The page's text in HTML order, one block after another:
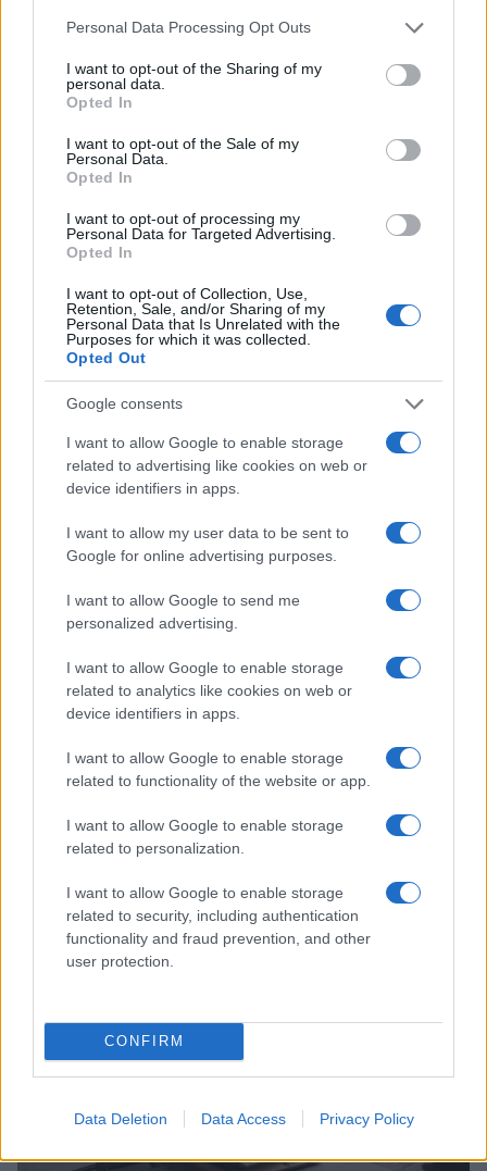
Please note that this website/app uses one or more Google
not limited to your visit or usage behaviour. You may click to
grant or deny consent to Google and its third-party tags to
use your data for below specified purposes in below Google
consent section.
Personal Data Processing Opt Outs
I want to opt-out of the Sharing of my
personal data.
Opted In
I want to opt-out of the Sale of my
Personal Data.
Opted In
I want to opt-out of processing my
Personal Data for Targeted Advertising.
Opted In
I want to opt-out of Collection, Use,
Retention, Sale, and/or Sharing of my
Personal Data that Is Unrelated with the
Purposes for which it was collected.
Opted Out
Google consents
I want to allow Google to enable storage
related to advertising like cookies on web or
device identifiers in apps.
I want to allow my user data to be sent to
Google for online advertising purposes.
I want to allow Google to send me
personalized advertising.
I want to allow Google to enable storage
related to analytics like cookies on web or
device identifiers in apps.
I want to allow Google to enable storage
related to functionality of the website or app.
I want to allow Google to enable storage
related to personalization.
I want to allow Google to enable storage
related to security, including authentication
functionality and fraud prevention, and other
user protection.
CONFIRM
Data Deletion Data Access Privacy Policy
AUD/USD valutapaar?
Het aantal Forex-makelaars op de markt is erg hoog, wat
het moeilijk maakt om een makelaar te kiezen om AUD /
USD te verhandelen. Het verdient de voorkeur om een
nauwkeurige vergelijking te maken van de verschillende
aangeboden platform, het niveau van spread of de keuze
van andere beschikbare activa en, natuurlijk, ervoor te
zorgen dat de makelaar geautoriseerd is.
AUTEUR
Redactieraad
Verder lezen
INVESTERINGEN